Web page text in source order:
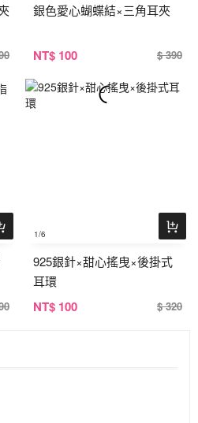
銀色愛心蝴蝶結×三角耳夾
NT$ 100 $ 390
1/6
925銀針×甜心搖曳×後掛式
耳環
NT$ 100 $ 320